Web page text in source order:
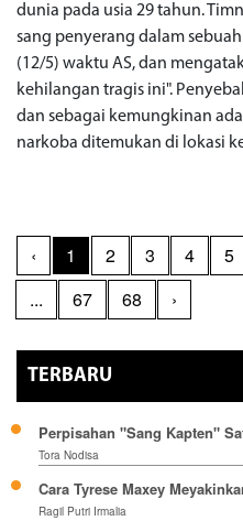
dunia pada usia 29 tahun.
sang penyerang dalam
(12/5) waktu AS, dan
kehilangan tragis ini".
dan sebagai kemungkinan
narkoba ditemukan di lokasi
‹ 1 2 3 4 5
...
67 68 ›
TERBARU
Perpisahan "Sang Kapten"
Tora Nodisa
Cara Tyrese Maxey
Ragil Putri Irmalia